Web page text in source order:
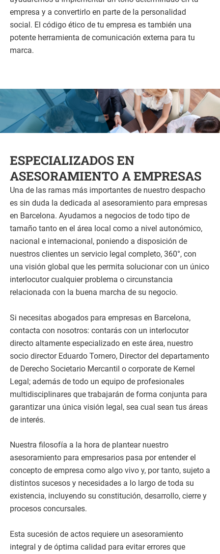
empresa y a convertirlo en parte de la personalidad
social. El código ético de tu empresa es también una
potente herramienta de comunicación externa para tu
marca.
ESPECIALIZADOS EN
ASESORAMIENTO A EMPRESAS
Una de las ramas más importantes de nuestro despacho
es sin duda la dedicada al asesoramiento para empresas
en Barcelona. Ayudamos a negocios de todo tipo de
tamaño tanto en el área local como a nivel autonómico,
nacional e internacional, poniendo a disposición de
nuestros clientes un servicio legal completo, 360°, con
una visión global que les permita solucionar con un único
interlocutor cualquier problema o circunstancia
relacionada con la buena marcha de su negocio.
Si necesitas abogados para empresas en Barcelona,
contacta con nosotros: contarás con un interlocutor
directo altamente especializado en este área, nuestro
socio director Eduardo Tornero, Director del departamento
de Derecho Societario Mercantil o corporate de Kernel
Legal; además de todo un equipo de profesionales
multidisciplinares que trabajarán de forma conjunta para
garantizar una única visión legal, sea cual sean tus áreas
de interés.
Nuestra filosofía a la hora de plantear nuestro
asesoramiento para empresarios pasa por entender el
concepto de empresa como algo vivo y, por tanto, sujeto a
distintos sucesos y necesidades a lo largo de toda su
existencia, incluyendo su constitución, desarrollo, cierre y
procesos concursales.
Esta sucesión de actos requiere un asesoramiento
integral y de óptima calidad para evitar errores que